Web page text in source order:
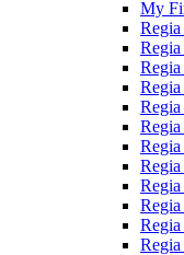
My